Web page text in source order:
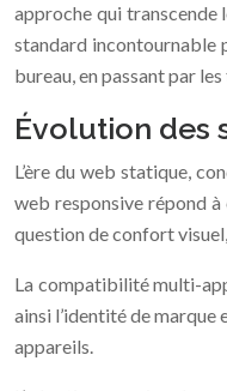
approche qui transcende
standard incontournable
bureau, en passant par
Évolution des
L’ère du web statique,
web responsive répond à
question de confort
La compatibilité multi-
ainsi l’identité de
appareils.